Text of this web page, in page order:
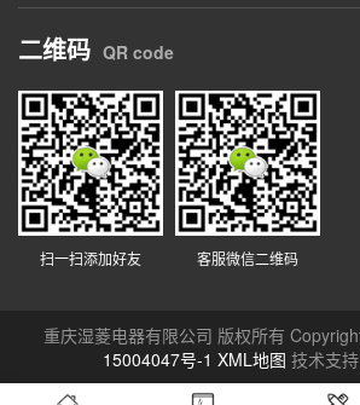
二维码 QR code
扫一扫添加好友 客服微信二维码
重庆湿菱电器有限公司 版权所有
15004047号-1 XML地图 技术支持